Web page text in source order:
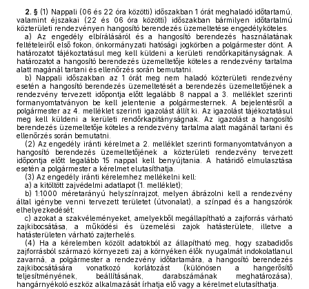
2. § (1) Nappali (06 és 22 óra közötti) időszakban 1 órát meghaladó időtartamú,
valamint éjszakai (22 és 06 óra közötti) időszakban bármilyen időtartalmú
közterületi rendezvényen hangosító berendezés üzemeltetése engedélyköteles.
a) Az engedély elbírálásáról és a hangosító berendezés használatának
feltételeiről első fokon, önkormányzati hatósági jogkörben a polgármester dönt. A
határozatot tájékoztatásul meg kell küldeni a kerületi rendőrkapitányságnak. A
határozatot a hangosító berendezés üzemeltetője köteles a rendezvény tartalma
alatt magánál tartani és ellenőrzés során bemutatni.
b) Nappali időszakban az 1 órát meg nem haladó közterületi rendezvény
esetén a hangosító berendezés üzemeltetését a berendezés üzemeltetőjének a
rendezvény tervezett időpontja előtt legalább 8 nappal a 3. melléklet szerinti
formanyomtatványon be kell jelentenie a polgármesternek. A bejelentésről a
polgármester az 4. melléklet szerinti igazolást állít ki. Az igazolást tájékoztatásul
meg kell küldeni a kerületi rendőrkapitányságnak. Az igazolást a hangosító
berendezés üzemeltetője köteles a rendezvény tartalma alatt magánál tartani és
ellenőrzés során bemutatni.
(2) Az engedély iránti kérelmet a 2. melléklet szerinti formanyomtatványon a
hangosító berendezés üzemeltetőjének a közterületi rendezvény tervezett
időpontja előtt legalább 15 nappal kell benyújtania. A határidő elmulasztása
esetén a polgármester a kérelmet elutasíthatja.
(3) Az engedély iránti kérelemhez mellékelni kell:
a) a kitöltött zajvédelmi adatlapot (1. melléklet);
b) 1:1000 méretarányú helyszínrajzot, melyen ábrázolni kell a rendezvény
által igénybe venni tervezett területet (útvonalat), a színpad és a hangszórók
elhelyezkedését;
c) azokat a szakvéleményeket, amelyekből megállapítható a zajforrás várható
zajkibocsátása, a működési és üzemelési zajok hatásterülete, illetve a
hatásterületen várható zajterhelés.
(4) Ha a kérelemben közölt adatokból az állapítható meg, hogy szabadidős
zajforrásból származó környezeti zaj a környéken élők nyugalmát indokolatlanul
zavarná, a polgármester a rendezvény időtartamára, a hangosító berendezés
zajkibocsátására vonatkozó korlátozást (különösen a hangerősítő
teljesítményének, beállításának, darabszámának meghatározása),
hangárnyékoló eszköz alkalmazását írhatja elő vagy a kérelmet elutasíthatja.